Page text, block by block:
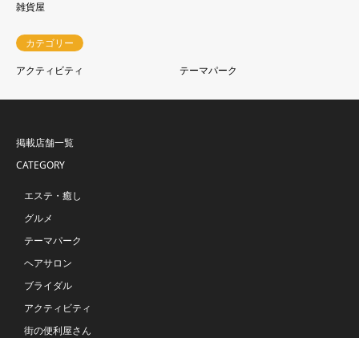
雑貨屋
カテゴリー
アクティビティ
テーマパーク
掲載店舗一覧
CATEGORY
エステ・癒し
グルメ
テーマパーク
ヘアサロン
ブライダル
アクティビティ
街の便利屋さん